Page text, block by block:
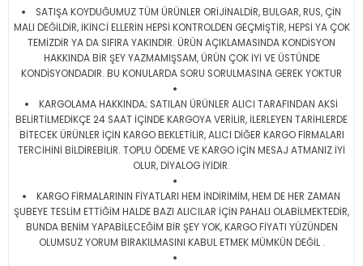
SATIŞA KOYDUĞUMUZ TÜM ÜRÜNLER ORİJİNALDİR, BULGAR, RUS, ÇİN
MALI DEĞİLDİR, İKİNCİ ELLERİN HEPSİ KONTROLDEN GEÇMİŞTİR, HEPSİ YA ÇOK
TEMİZDİR YA DA SIFIRA YAKINDIR. ÜRÜN AÇIKLAMASINDA KONDİSYON
HAKKINDA BİR ŞEY YAZMAMIŞSAM, ÜRÜN ÇOK İYİ VE ÜSTÜNDE
KONDİSYONDADIR. BU KONULARDA SORU SORULMASINA GEREK YOKTUR
KARGOLAMA HAKKINDA; SATILAN ÜRÜNLER ALICI TARAFINDAN AKSİ
BELİRTİLMEDİKÇE 24 SAAT İÇİNDE KARGOYA VERİLİR, İLERLEYEN TARİHLERDE
BİTECEK ÜRÜNLER İÇİN KARGO BEKLETİLİR, ALICI DİĞER KARGO FİRMALARI
TERCİHİNİ BİLDİREBİLİR. TOPLU ÖDEME VE KARGO İÇİN MESAJ ATMANIZ İYİ
OLUR, DİYALOG İYİDİR.
KARGO FİRMALARININ FİYATLARI HEM İNDİRİMİM, HEM DE HER ZAMAN
ŞUBEYE TESLİM ETTİĞİM HALDE BAZI ALICILAR İÇİN PAHALI OLABİLMEKTEDİR,
BUNDA BENİM YAPABİLECEĞİM BİR ŞEY YOK, KARGO FİYATI YÜZÜNDEN
OLUMSUZ YORUM BIRAKILMASINI KABUL ETMEK MÜMKÜN DEĞİL .